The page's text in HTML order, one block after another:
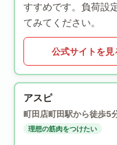
すすめです。負荷設
てみてください。
公式サイトを見
アスピ
町田店町田駅から徒歩5
理想の筋肉をつけたい